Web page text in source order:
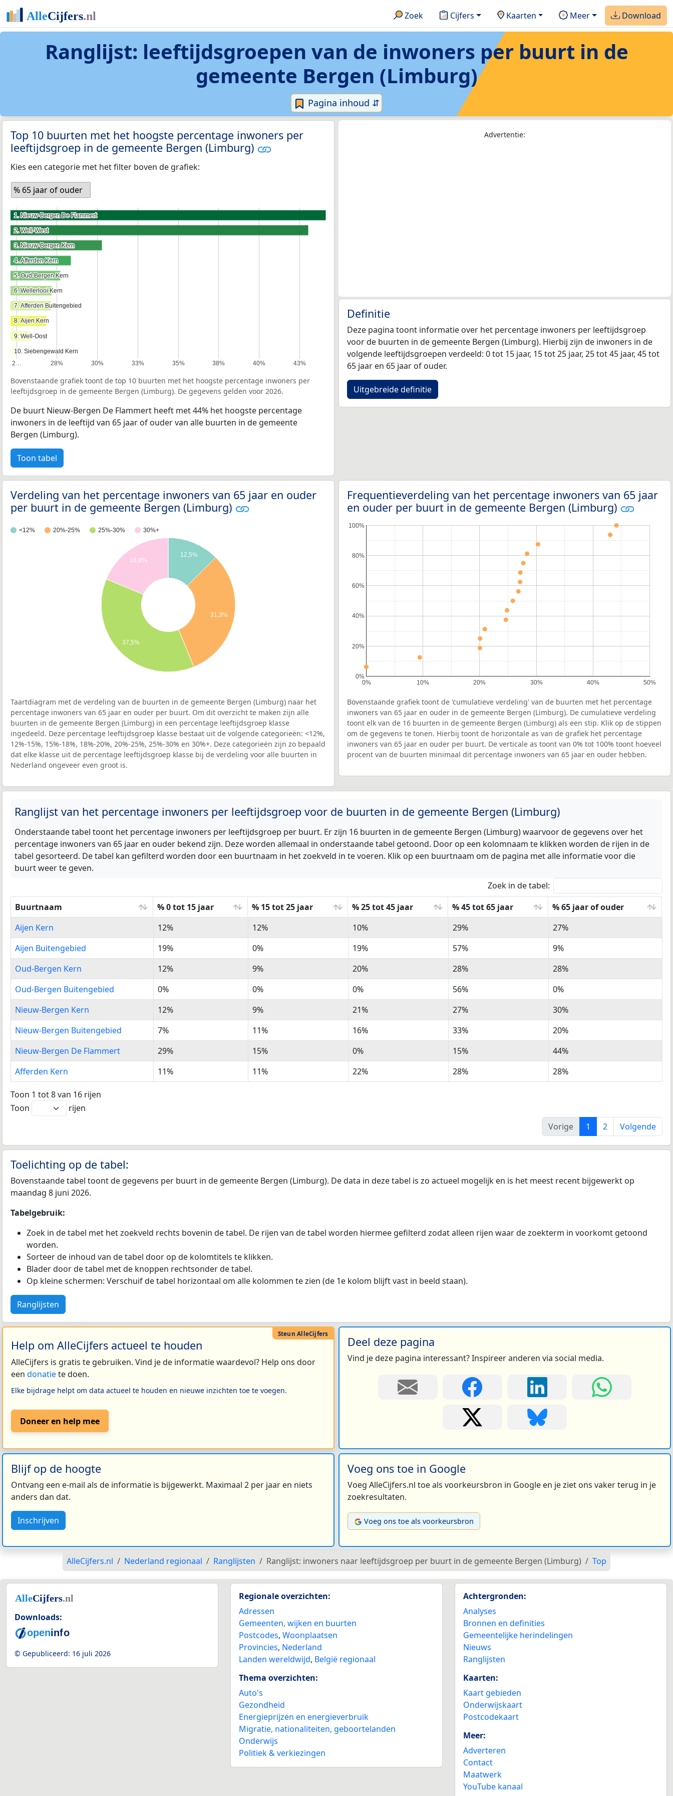
Zoek Cijfers Kaarten Meer Download
Ranglijst: leeftijdsgroepen van de inwoners per buurt in de
gemeente Bergen (Limburg)
Pagina inhoud ⇵
Top 10 buurten met het hoogste percentage inwoners per
leeftijdsgroep in de gemeente Bergen (Limburg)
Kies een categorie met het filter boven de grafiek:
% 65 jaar of ouder
2… 28% 30% 33% 35% 38% 40% 43%
1. Nieuw-Bergen De Flammert
1. Nieuw-Bergen De Flammert
2. Well-West
2. Well-West
3. Nieuw-Bergen Kern
3. Nieuw-Bergen Kern
4. Afferden Kern
4. Afferden Kern
5. Oud-Bergen Kern
5. Oud-Bergen Kern
6. Wellerlooi Kern
6. Wellerlooi Kern
7. Afferden Buitengebied
7. Afferden Buitengebied
8. Aijen Kern
8. Aijen Kern
9. Well-Oost
9. Well-Oost
10. Siebengewald Kern
10. Siebengewald Kern
Bovenstaande grafiek toont de top 10 buurten met het hoogste percentage inwoners per
leeftijdsgroep in de gemeente Bergen (Limburg). De gegevens gelden voor 2026.
De buurt Nieuw-Bergen De Flammert heeft met 44% het hoogste percentage
inwoners in de leeftijd van 65 jaar of ouder van alle buurten in de gemeente
Bergen (Limburg).
Toon tabel
Advertentie:
Definitie
Deze pagina toont informatie over het percentage inwoners per leeftijdsgroep
voor de buurten in de gemeente Bergen (Limburg). Hierbij zijn de inwoners in de
volgende leeftijdsgroepen verdeeld: 0 tot 15 jaar, 15 tot 25 jaar, 25 tot 45 jaar, 45 tot
65 jaar en 65 jaar of ouder.
Uitgebreide definitie
Verdeling van het percentage inwoners van 65 jaar en ouder
per buurt in de gemeente Bergen (Limburg)
<12% 20%-25% 25%-30% 30%+
12,5%
31,3%
18,8%
37,5%
Taartdiagram met de verdeling van de buurten in de gemeente Bergen (Limburg) naar het
percentage inwoners van 65 jaar en ouder per buurt. Om dit overzicht te maken zijn alle
buurten in de gemeente Bergen (Limburg) in een percentage leeftijdsgroep klasse
ingedeeld. Deze percentage leeftijdsgroep klasse bestaat uit de volgende categorieën: <12%,
12%-15%, 15%-18%, 18%-20%, 20%-25%, 25%-30% en 30%+. Deze categorieën zijn zo bepaald
dat elke klasse uit de percentage leeftijdsgroep klasse bij de verdeling voor alle buurten in
Nederland ongeveer even groot is.
Frequentieverdeling van het percentage inwoners van 65 jaar
en ouder per buurt in de gemeente Bergen (Limburg)
0% 10% 20% 30% 40% 50%
0%
20%
40%
60%
80%
100%
Bovenstaande grafiek toont de 'cumulatieve verdeling' van de buurten met het percentage
inwoners van 65 jaar en ouder in de gemeente Bergen (Limburg). De cumulatieve verdeling
toont elk van de 16 buurten in de gemeente Bergen (Limburg) als een stip. Klik op de stippen
om de gegevens te tonen. Hierbij toont de horizontale as van de grafiek het percentage
inwoners van 65 jaar en ouder per buurt. De verticale as toont van 0% tot 100% toont hoeveel
procent van de buurten minimaal dit percentage inwoners van 65 jaar en ouder hebben.
Ranglijst van het percentage inwoners per leeftijdsgroep voor de buurten in de gemeente Bergen (Limburg)
Onderstaande tabel toont het percentage inwoners per leeftijdsgroep per buurt. Er zijn 16 buurten in de gemeente Bergen (Limburg) waarvoor de gegevens over het
percentage inwoners van 65 jaar en ouder bekend zijn. Deze worden allemaal in onderstaande tabel getoond. Door op een kolomnaam te klikken worden de rijen in de
tabel gesorteerd. De tabel kan gefilterd worden door een buurtnaam in het zoekveld in te voeren. Klik op een buurtnaam om de pagina met alle informatie voor die
buurt weer te geven.
Zoek in de tabel:
Buurtnaam
% 0 tot 15 jaar % 15 tot 25 jaar % 25 tot 45 jaar % 45 tot 65 jaar
% 65 jaar of ouder
Buurtnaam
% 0 tot 15 jaar % 15 tot 25 jaar % 25 tot 45 jaar % 45 tot 65 jaar % 65 jaar of ouder
Aijen Kern 12% 12% 10% 29%
27%
Aijen Buitengebied
19% 0% 19% 57%
9%
Oud-Bergen Kern
12% 9% 20% 28%
28%
Oud-Bergen Buitengebied
0% 0% 0% 56%
0%
Nieuw-Bergen Kern
12% 9% 21% 27%
30%
Nieuw-Bergen Buitengebied
7% 11% 16% 33%
20%
Nieuw-Bergen De Flammert
29% 15% 0% 15%
44%
Afferden Kern
11% 11% 22% 28% 28%
Toon 1 tot 8 van 16 rijen
Toon
rijen
Vorige
1 2 Volgende
Toelichting op de tabel:
Bovenstaande tabel toont de gegevens per buurt in de gemeente Bergen (Limburg). De data in deze tabel is zo actueel mogelijk en is het meest recent bijgewerkt op
maandag 8 juni 2026.
Tabelgebruik:
Zoek in de tabel met het zoekveld rechts bovenin de tabel. De rijen van de tabel worden hiermee gefilterd zodat alleen rijen waar de zoekterm in voorkomt getoond
worden.
Sorteer de inhoud van de tabel door op de kolomtitels te klikken.
Blader door de tabel met de knoppen rechtsonder de tabel.
Op kleine schermen: Verschuif de tabel horizontaal om alle kolommen te zien (de 1e kolom blijft vast in beeld staan).
Ranglijsten
Help om AlleCijfers actueel te houden
AlleCijfers is gratis te gebruiken. Vind je de informatie waardevol? Help ons door
een donatiete doen.
Elke bijdrage helpt om data actueel te houden en nieuwe inzichten toe te voegen.
Doneer en help mee
Deel deze pagina
Vind je deze pagina interessant? Inspireer anderen via social media.
Blijf op de hoogte
Ontvang een e-mail als de informatie is bijgewerkt. Maximaal 2 per jaar en niets
anders dan dat.
Inschrijven
Voeg ons toe in Google
Voeg AlleCijfers.nl toe als voorkeursbron in Google en je ziet ons vaker terug in je
zoekresultaten.
Voeg ons toe als voorkeursbron
AlleCijfers.nl Nederland regionaal Ranglijsten Ranglijst: inwoners naar leeftijdsgroep per buurt in de gemeente Bergen (Limburg) Top
Downloads:
© Gepubliceerd: 16 juli 2026
Regionale overzichten:
Adressen
Gemeenten, wijken en buurten
Postcodes, Woonplaatsen
Provincies, Nederland
Landen wereldwijd, België regionaal
Thema overzichten:
Auto's
Gezondheid
Energieprijzen en energieverbruik
Migratie, nationaliteiten, geboortelanden
Onderwijs
Politiek & verkiezingen
Achtergronden:
Analyses
Bronnen en definities
Gemeentelijke herindelingen
Nieuws
Ranglijsten
Kaarten:
Kaart gebieden
Onderwijskaart
Postcodekaart
Meer:
Adverteren
Contact
Maatwerk
YouTube kanaal